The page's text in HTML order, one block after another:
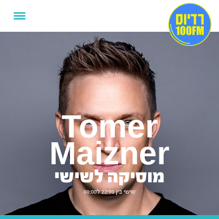
Tomer
Maizner
מוסיקה לשישי
שישי בין 22:00 ל00:00